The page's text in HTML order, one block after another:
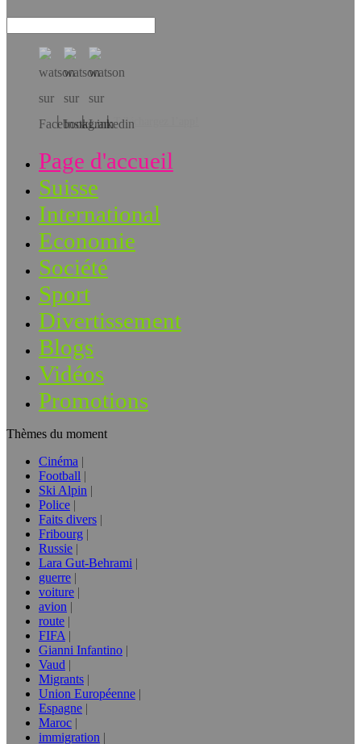
Téléchargez l’app!
Page d'accueil
Suisse
International
Economie
Société
Sport
Divertissement
Blogs
Vidéos
Promotions
Thèmes du moment
Cinéma
Football
Ski Alpin
Police
Faits divers
Fribourg
Russie
Lara Gut-Behrami
guerre
voiture
avion
route
FIFA
Gianni Infantino
Vaud
Migrants
Union Européenne
Espagne
Maroc
immigration